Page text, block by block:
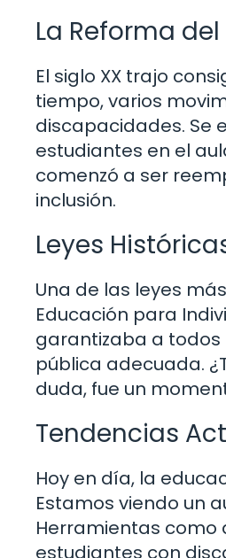
La Reforma del
El siglo XX trajo
tiempo, varios
discapacidades. Se
estudiantes en el
comenzó a ser
inclusión.
Leyes
Una de las leyes
Educación para
garantizaba a todos
pública adecuada.
duda, fue un
Tendencias
Hoy en día, la
Estamos viendo un
Herramientas como
estudiantes con